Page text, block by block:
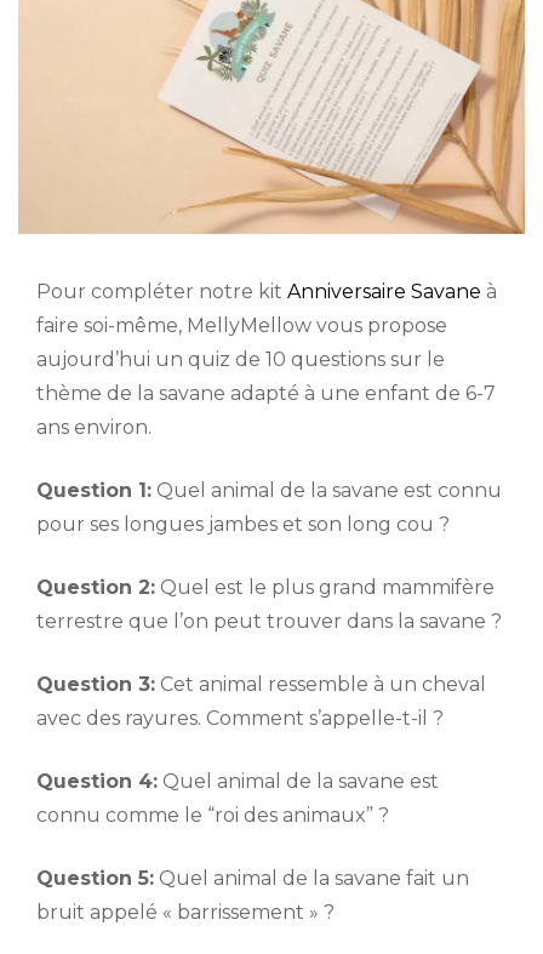
Pour compléter notre kit Anniversaire Savane à
faire soi-même, MellyMellow vous propose
aujourd’hui un quiz de 10 questions sur le
thème de la savane adapté à une enfant de 6-7
ans environ.
Question 1: Quel animal de la savane est connu
pour ses longues jambes et son long cou ?
Question 2: Quel est le plus grand mammifère
terrestre que l’on peut trouver dans la savane ?
Question 3: Cet animal ressemble à un cheval
avec des rayures. Comment s’appelle-t-il ?
Question 4: Quel animal de la savane est
connu comme le “roi des animaux” ?
Question 5: Quel animal de la savane fait un
bruit appelé « barrissement » ?